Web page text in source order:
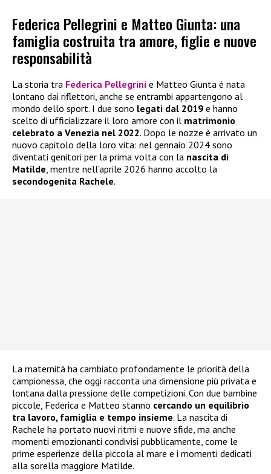
Federica Pellegrini e Matteo Giunta: una
famiglia costruita tra amore, figlie e nuove
responsabilità
La storia tra Federica Pellegrini e Matteo Giunta è nata
lontano dai riflettori, anche se entrambi appartengono al
mondo dello sport. I due sono legati dal 2019 e hanno
scelto di ufficializzare il loro amore con il matrimonio
celebrato a Venezia nel 2022. Dopo le nozze è arrivato un
nuovo capitolo della loro vita: nel gennaio 2024 sono
diventati genitori per la prima volta con la nascita di
Matilde , mentre nell’aprile 2026 hanno accolto la
secondogenita Rachele.
La maternità ha cambiato profondamente le priorità della
campionessa, che oggi racconta una dimensione più privata e
lontana dalla pressione delle competizioni. Con due bambine
piccole, Federica e Matteo stanno cercando un equilibrio
tra lavoro, famiglia e tempo insieme. La nascita di
Rachele ha portato nuovi ritmi e nuove sfide, ma anche
momenti emozionanti condivisi pubblicamente, come le
prime esperienze della piccola al mare e i momenti dedicati
alla sorella maggiore Matilde.